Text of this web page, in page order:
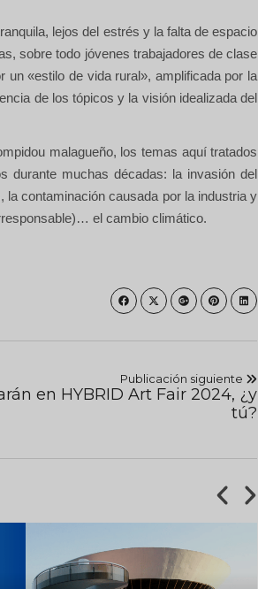
lejos del estrés y la falta de espacio
sobre todo jóvenes trabajadores de clase
un «estilo de vida rural», amplificada por la
de los tópicos y la visión idealizada del
malagueño, los temas aquí tratados
durante muchas décadas: la invasión del
la contaminación causada por la industria y
el cambio climático.
Publicación siguiente
en HYBRID Art Fair 2024, ¿y
tú?